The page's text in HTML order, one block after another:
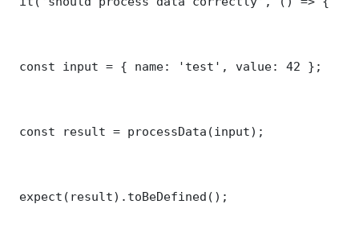
const input = { name: 'test', value: 42 };
const result = processData(input);
expect(result).toBeDefined();